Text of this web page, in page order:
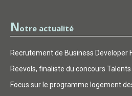
Notre actualité
Recrutement de Business Developer
Reevols, finaliste du concours Talents
Focus sur le programme logement